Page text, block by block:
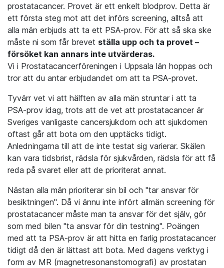
prostatacancer. Provet är ett enkelt blodprov. Detta är
ett första steg mot att det införs screening, alltså att
alla män erbjuds att ta ett PSA-prov. För att så ska ske
måste ni som får brevet ställa upp och ta provet –
försöket kan annars inte utvärderas.
Vi i Prostatacancerföreningen i Uppsala län hoppas och
tror att du antar erbjudandet om att ta PSA-provet.
Tyvärr vet vi att hälften av alla män struntar i att ta
PSA-prov idag, trots att de vet att prostatacancer är
Sveriges vanligaste cancersjukdom och att sjukdomen
oftast går att bota om den upptäcks tidigt.
Anledningarna till att de inte testat sig varierar. Skälen
kan vara tidsbrist, rädsla för sjukvården, rädsla för att få
reda på svaret eller att de prioriterat annat.
Nästan alla män prioriterar sin bil och "tar ansvar för
besiktningen". Då vi ännu inte infört allmän screening för
prostatacancer måste man ta ansvar för det själv, gör
som med bilen "ta ansvar för din testning". Poängen
med att ta PSA-prov är att hitta en farlig prostatacancer
tidigt då den är lättast att bota. Med dagens verktyg i
form av MR (magnetresonanstomografi) av prostatan